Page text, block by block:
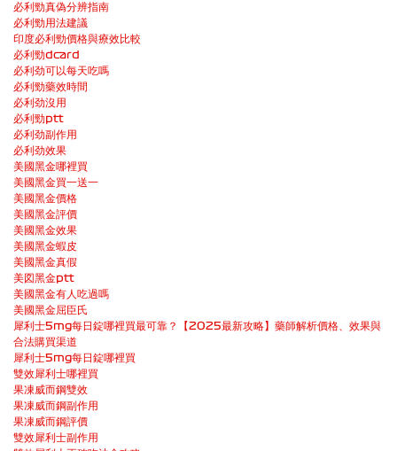
必利勁真偽分辨指南
必利勁用法建議
印度必利勁價格與療效比較
必利勁dcard
必利劲可以每天吃嗎
必利勁藥效時間
必利劲沒用
必利勁ptt
必利劲副作用
必利劲效果
美國黑金哪裡買
美國黑金買一送一
美國黑金價格
美國黑金評價
美國黑金效果
美國黑金蝦皮
美國黑金真假
美図黑金ptt
美國黑金有人吃過嗎
美國黑金屈臣氏
犀利士5mg每日錠哪裡買最可靠？【2025最新攻略】藥師解析價格、效果與
合法購買渠道
犀利士5mg每日錠哪裡買
雙效犀利士哪裡買
果凍威而鋼雙效
果凍威而鋼副作用
果凍威而鋼評價
雙效犀利士副作用